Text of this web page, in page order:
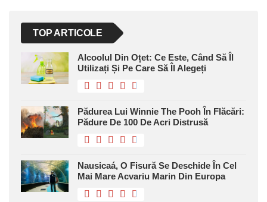
TOP ARTICOLE
Alcoolul Din Oțet: Ce Este, Când Să Îl
Utilizați Și Pe Care Să Îl Alegeți
Pădurea Lui Winnie The Pooh În Flăcări:
Pădure De 100 De Acri Distrusă
Nausicaá, O Fisură Se Deschide În Cel
Mai Mare Acvariu Marin Din Europa